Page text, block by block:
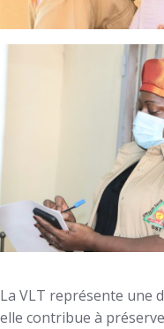
La VLT représente une
elle contribue à